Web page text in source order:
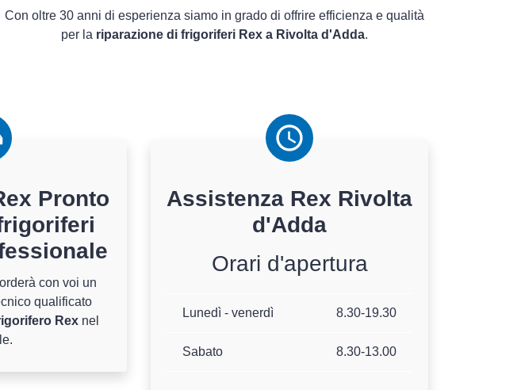
Con oltre 30 anni di esperienza siamo in grado di offrire efficienza e qualità
per la riparazione di frigoriferi Rex a Rivolta d'Adda.
Pronto
con voi un
qualificato
Rex nel
Assistenza Rex Rivolta
d'Adda
Orari d'apertura
Lunedì - venerdì 8.30-19.30
Sabato 8.30-13.00